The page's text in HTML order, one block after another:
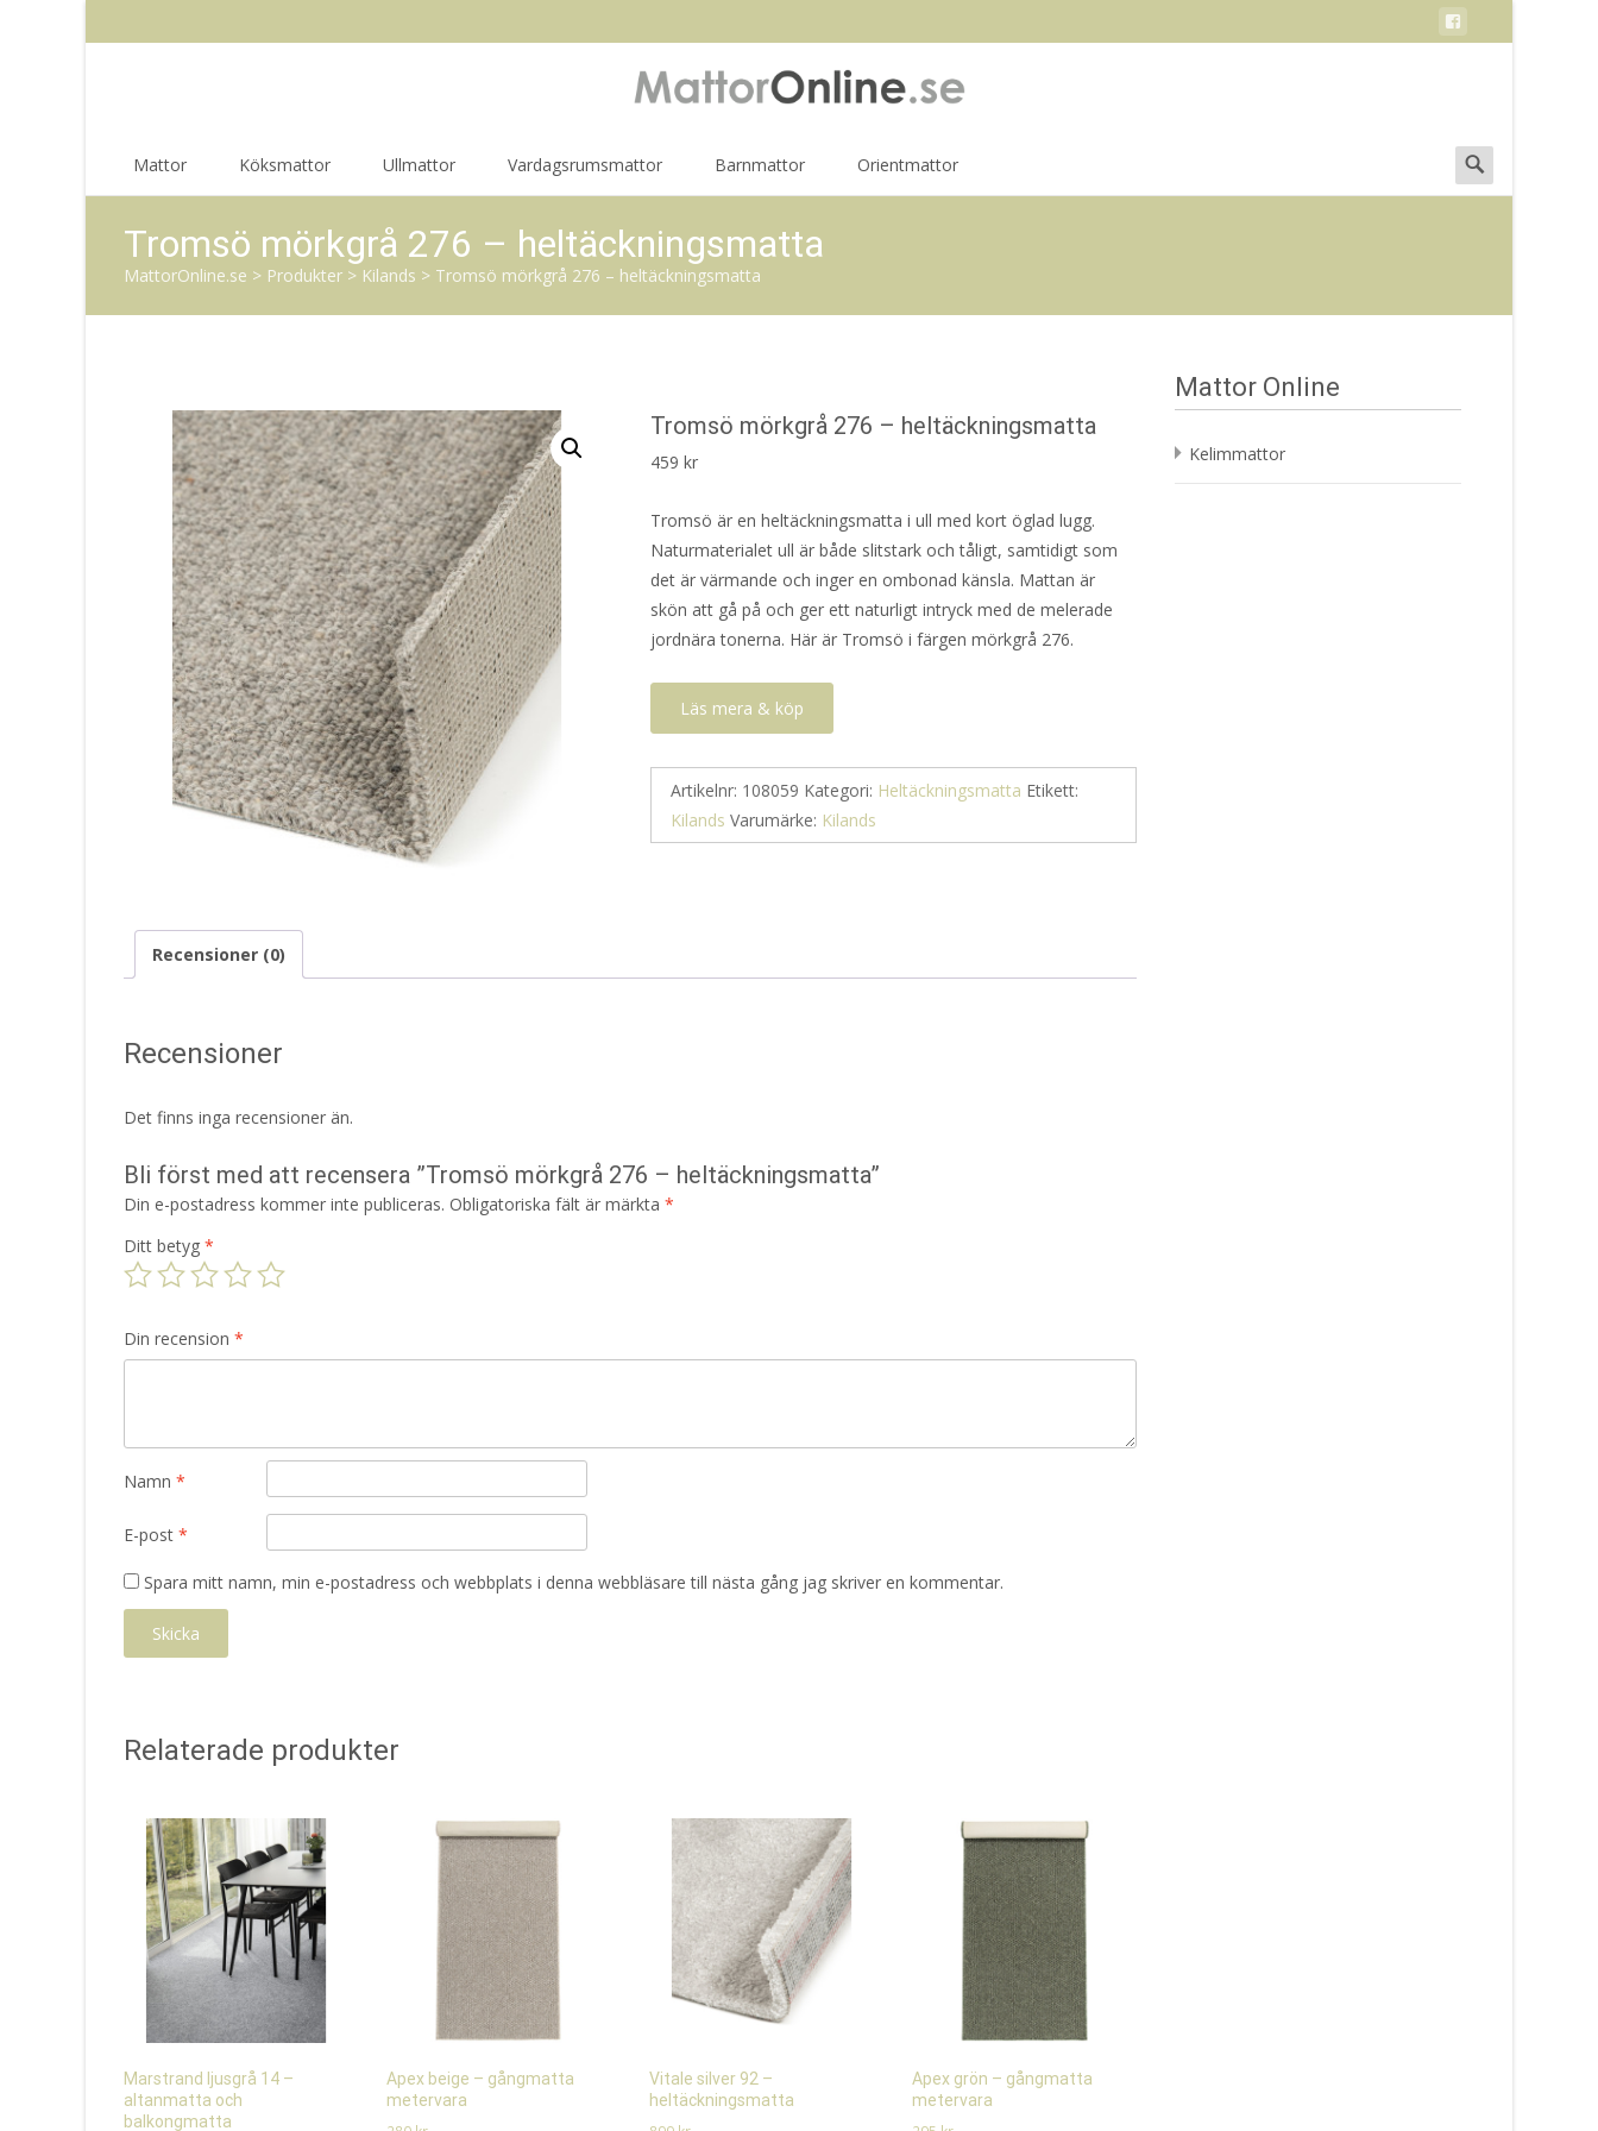
Mattor Köksmattor Ullmattor Vardagsrumsmattor Barnmattor Orientmattor
Search
for:
Tromsö mörkgrå 276 – heltäckningsmatta
MattorOnline.se > Produkter > Kilands > Tromsö mörkgrå 276 – heltäckningsmatta
Tromsö mörkgrå 276 – heltäckningsmatta
459kr
Tromsö är en heltäckningsmatta i ull med kort öglad lugg.
Naturmaterialet ull är både slitstark och tåligt, samtidigt som
det är värmande och inger en ombonad känsla. Mattan är
skön att gå på och ger ett naturligt intryck med de melerade
jordnära tonerna. Här är Tromsö i färgen mörkgrå 276.
Läs mera & köp
Artikelnr: 108059 Kategori: Heltäckningsmatta Etikett:
Kilands Varumärke: Kilands
Recensioner (0)
Recensioner
Det finns inga recensioner än.
Bli först med att recensera ”Tromsö mörkgrå 276 – heltäckningsmatta”
Din e-postadress kommer inte publiceras. Obligatoriska fält är märkta *
Ditt betyg *
Din recension *
Namn *
E-post *
Spara mitt namn, min e-postadress och webbplats i denna webbläsare till nästa gång jag skriver en kommentar.
Relaterade produkter
Marstrand ljusgrå 14 –
altanmatta och
balkongmatta
Apex beige – gångmatta
metervara
Vitale silver 92 –
heltäckningsmatta
Apex grön – gångmatta
metervara
Mattor Online
Kelimmattor